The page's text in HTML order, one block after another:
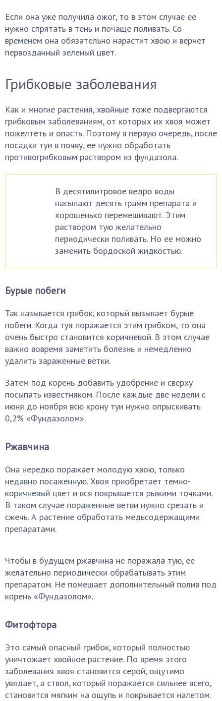
Если она уже получила ожог, то в этом случае ее
нужно спрятать в тень и почаще поливать. Со
временем она обязательно нарастит хвою и вернет
первозданный зеленый цвет.
Грибковые заболевания
Как и многие растения, хвойные тоже подвергаются
грибковым заболеваниям, от которых их хвоя может
пожелтеть и опасть. Поэтому в первую очередь, после
посадки туи в почву, ее нужно обработать
противогрибковым раствором из фундазола.
В десятилитровое ведро воды
насыпают десять грамм препарата и
хорошенько перемешивают. Этим
раствором тую желательно
периодически поливать. Но ее можно
заменить бордоской жидкостью.
Бурые побеги
Так называется грибок, который вызывает бурые
побеги. Когда туя поражается этим грибком, то она
очень быстро становится коричневой. В этом случае
важно вовремя заметить болезнь и немедленно
удалить зараженные ветки.
Затем под корень добавить удобрение и сверху
посыпать известняком. После каждые две недели с
июня до ноября всю крону туи нужно опрыскивать
0,2% «Фундазолом».
Ржавчина
Она нередко поражает молодую хвою, только
недавно посаженную. Хвоя приобретает темно-
коричневый цвет и вся покрывается рыжими точками.
В таком случае пораженные ветви нужно срезать и
сжечь. А растение обработать медьсодержащими
препаратами.
Чтобы в будущем ржавчина не поражала тую, ее
желательно периодически обрабатывать этим
препаратом. Не помешает дополнительный полив под
корень «Фундазолом».
Фитофтора
Это самый опасный грибок, который полностью
уничтожает хвойное растение. По время этого
заболевания хвоя становится серой, ощутимо
увядает, а ствол, который поражается сильнее всего,
становится мягким на ощупь и покрывается налетом.